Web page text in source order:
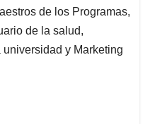
de los Programas,
de la salud,
y Marketing